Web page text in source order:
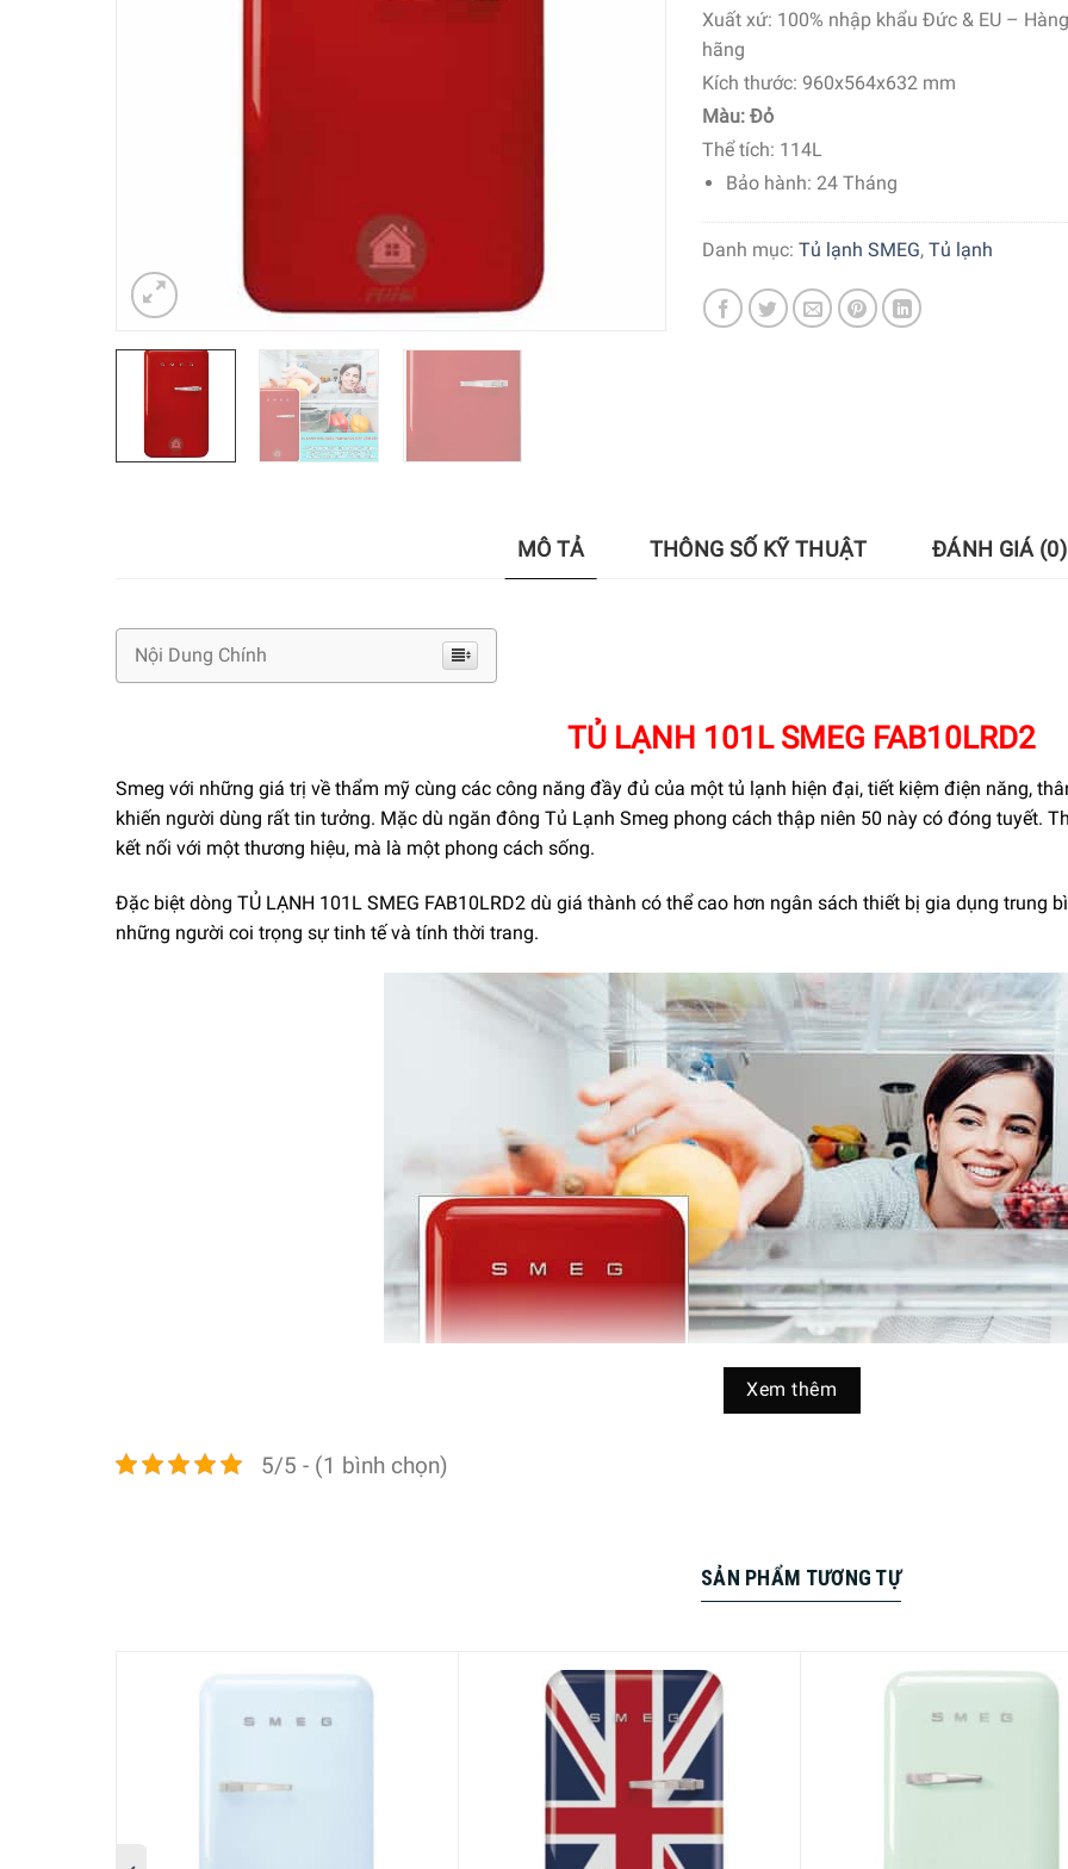
Xuất xứ: 100% nhập khẩu Đức & EU –
hãng
Kích thước: 960x564x632 mm
Màu: Đỏ
Thể tích: 114L
Bảo hành: 24 Tháng
Danh mục: Tủ lạnh SMEG, Tủ lạnh
MÔ TẢ THÔNG SỐ KỸ THUẬT ĐÁNH GIÁ (0)
Nội Dung Chính
TỦ LẠNH 101L SMEG FAB10LRD2
Smeg với những giá trị về thẩm mỹ cùng các công năng đầy đủ của một tủ lạnh hiện đại, tiết kiệm điện năng,
khiến người dùng rất tin tưởng. Mặc dù ngăn đông Tủ Lạnh Smeg phong cách thập niên 50 này có đóng tuyết.
kết nối với một thương hiệu, mà là một phong cách sống.
Đặc biệt dòng TỦ LẠNH 101L SMEG FAB10LRD2 dù giá thành có thể cao hơn ngân sách thiết bị gia dụng trung
những người coi trọng sự tinh tế và tính thời trang.
Tủ lạnh SMEG là mơ ước của không ít bà nội trợ bởi thiết kế tinh tế chuẩn
Ngày nay, trong bất cứ một gian bếp nào của người Việt cũng sở hữu một chiếc tủ lạnh để bảo quản thực phẩm
không ít bà nội trợ bởi thiết kế tinh tế chuẩn châu Âu. Và tích hợp đa chức năng và có độ bền tuyệt đối. Vậy tủ
Xem thêm
5/5 - (1 bình chọn)
SẢN PHẨM TƯƠNG TỰ